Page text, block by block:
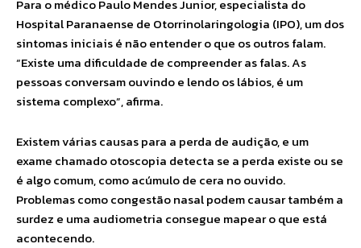
Para o médico Paulo Mendes Junior, especialista do
Hospital Paranaense de Otorrinolaringologia (IPO), um dos
sintomas iniciais é não entender o que os outros falam.
“Existe uma dificuldade de compreender as falas. As
pessoas conversam ouvindo e lendo os lábios, é um
sistema complexo”, afirma.
Existem várias causas para a perda de audição, e um
exame chamado otoscopia detecta se a perda existe ou se
é algo comum, como acúmulo de cera no ouvido.
Problemas como congestão nasal podem causar também a
surdez e uma audiometria consegue mapear o que está
acontecendo.